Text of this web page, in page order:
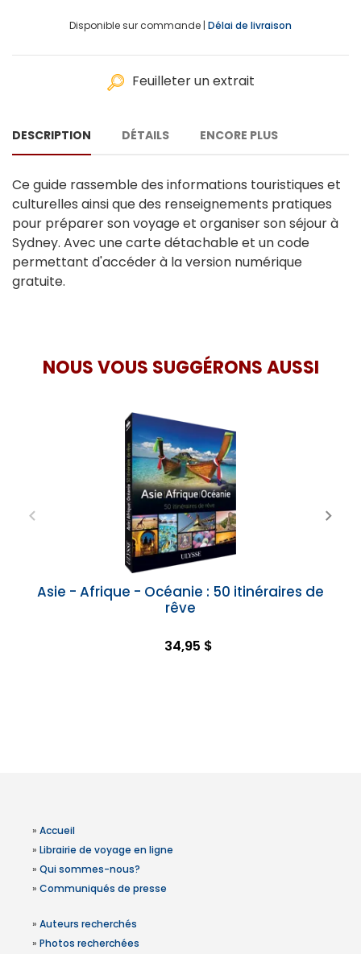
Disponible sur commande | Délai de livraison
Feuilleter un extrait
DESCRIPTION DÉTAILS ENCORE PLUS
Ce guide rassemble des informations touristiques et
culturelles ainsi que des renseignements pratiques
pour préparer son voyage et organiser son séjour à
Sydney. Avec une carte détachable et un code
permettant d'accéder à la version numérique
gratuite.
NOUS VOUS SUGGÉRONS AUSSI
Asie - Afrique - Océanie : 50 itinéraires de
rêve
34,95 $
» Accueil
» Librairie de voyage en ligne
» Qui sommes-nous?
» Communiqués de presse
» Auteurs recherchés
» Photos recherchées